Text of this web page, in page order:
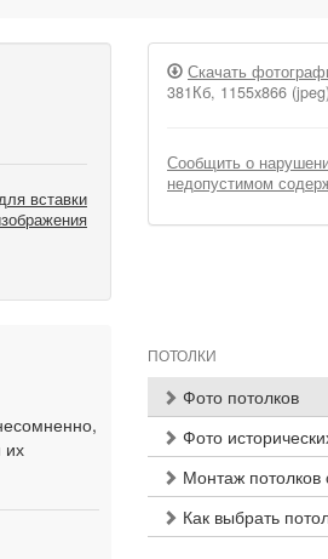
вставки
Скачать
381Кб, 1155x866
Сообщить о
недопустимом
их
ПОТОЛКИ
Фото потолков
Фото
Монтаж потолков
Как выбрать